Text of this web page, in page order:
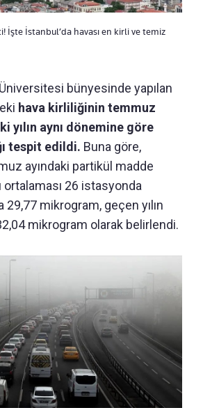
İşte İstanbul’da havası en kirli ve temiz
bünyesinde yapılan
hava kirliliğinin temmuz
yılın aynı dönemine göre
tespit edildi. Buna göre,
ayındaki partikül madde
26 istasyonda
29,77 mikrogram, geçen yılın
mikrogram olarak belirlendi.